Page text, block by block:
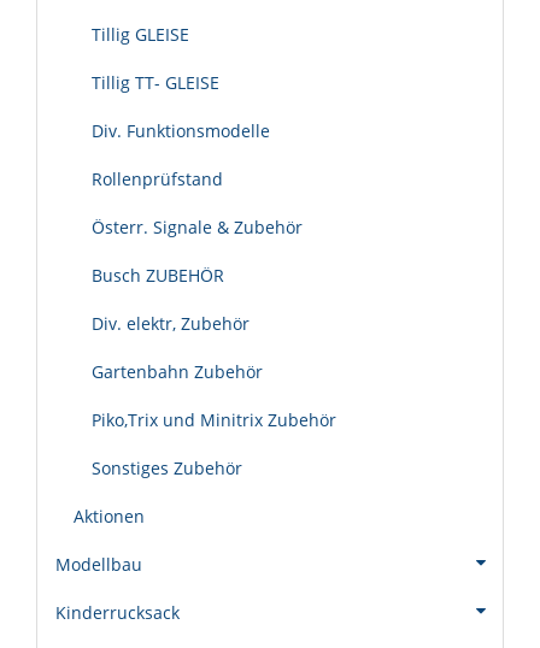
Tillig GLEISE
Tillig TT- GLEISE
Div. Funktionsmodelle
Rollenprüfstand
Österr. Signale & Zubehör
Busch ZUBEHÖR
Div. elektr, Zubehör
Gartenbahn Zubehör
Piko,Trix und Minitrix Zubehör
Sonstiges Zubehör
Aktionen
Modellbau
Kinderrucksack